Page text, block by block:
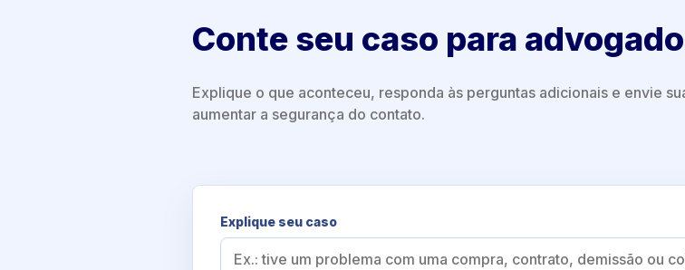
Conte seu caso para
Explique o que aconteceu, responda às perguntas adicionais e envie
aumentar a segurança do contato.
Explique seu caso